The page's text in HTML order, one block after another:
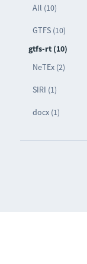
All (10)
GTFS (10)
gtfs-rt (10)
NeTEx (2)
SIRI (1)
docx (1)